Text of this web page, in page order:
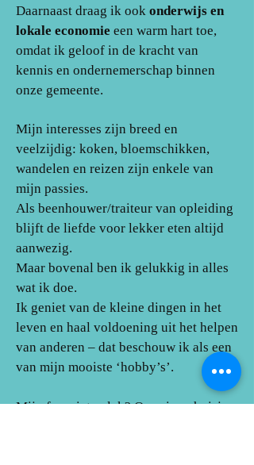
Daarnaast draag ik ook onderwijs en
lokale economie een warm hart toe,
omdat ik geloof in de kracht van
kennis en ondernemerschap binnen
onze gemeente.
Mijn interesses zijn breed en
veelzijdig: koken, bloemschikken,
wandelen en reizen zijn enkele van
mijn passies.
Als beenhouwer/traiteur van opleiding
blijft de liefde voor lekker eten altijd
aanwezig.
Maar bovenal ben ik gelukkig in alles
wat ik doe.
Ik geniet van de kleine dingen in het
leven en haal voldoening uit het helpen
van anderen – dat beschouw ik als een
van mijn mooiste ‘hobby’s’.
Mijn favoriete plek? Ons eigen huisje,